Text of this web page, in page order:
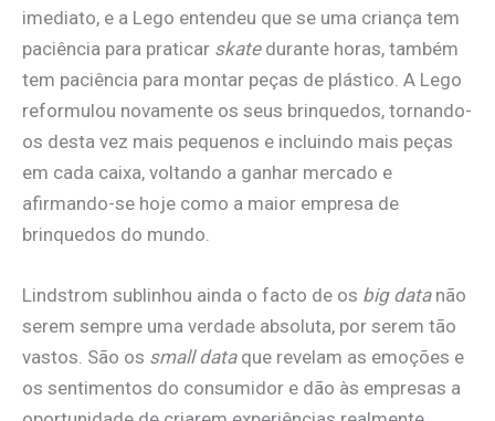
imediato, e a Lego entendeu que se uma criança tem
paciência para praticar skatedurante horas, também
tem paciência para montar peças de plástico. A Lego
reformulou novamente os seus brinquedos, tornando-
os desta vez mais pequenos e incluindo mais peças
em cada caixa, voltando a ganhar mercado e
afirmando-se hoje como a maior empresa de
brinquedos do mundo.
Lindstrom sublinhou ainda o facto de os big datanão
serem sempre uma verdade absoluta, por serem tão
vastos. São os small dataque revelam as emoções e
os sentimentos do consumidor e dão às empresas a